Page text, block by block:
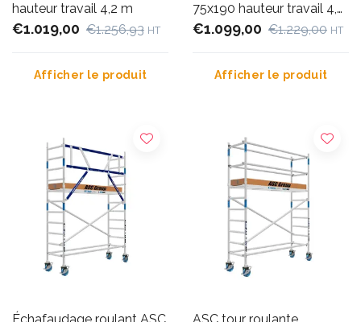
hauteur travail 4,2 m
€1.019,00 €1.256,93 HT
Afficher le produit
75x190 hauteur travail 4,2
m
€1.099,00 €1.229,00 HT
Afficher le produit